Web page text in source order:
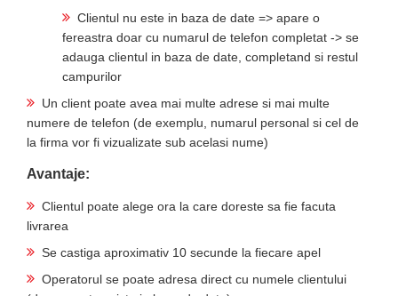
Clientul nu este in baza de date => apare o
fereastra doar cu numarul de telefon completat -> se
adauga clientul in baza de date, completand si restul
campurilor
Un client poate avea mai multe adrese si mai multe
numere de telefon (de exemplu, numarul personal si cel de
la firma vor fi vizualizate sub acelasi nume)
Avantaje:
Clientul poate alege ora la care doreste sa fie facuta
livrarea
Se castiga aproximativ 10 secunde la fiecare apel
Operatorul se poate adresa direct cu numele clientului